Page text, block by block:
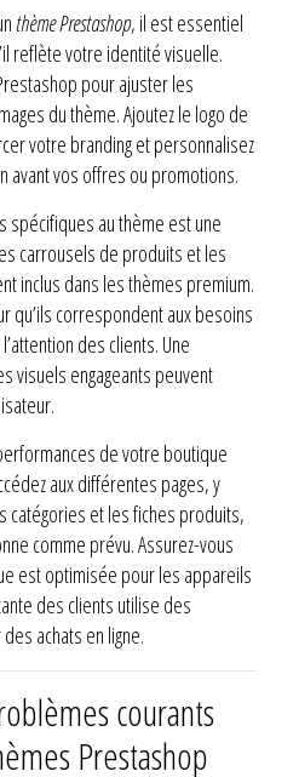
thème Prestashop, il est essentiel
reflète votre identité visuelle.
pour ajuster les
du thème. Ajoutez le logo de
votre branding et personnalisez
avant vos offres ou promotions.
spécifiques au thème est une
carrousels de produits et les
inclus dans les thèmes premium.
qu’ils correspondent aux besoins
des clients. Une
visuels engageants peuvent
de votre boutique
aux différentes pages, y
catégories et les fiches produits,
comme prévu. Assurez-vous
est optimisée pour les appareils
des clients utilise des
achats en ligne.
courants
Prestashop